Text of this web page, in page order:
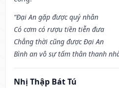
“Đại An gặp được quý nhân
Có cơm có rượu tiền tiễn đưa
Chẳng thời cũng được Đại An
Bình an vô sự tấm thân thanh
Nhị Thập Bát Tú